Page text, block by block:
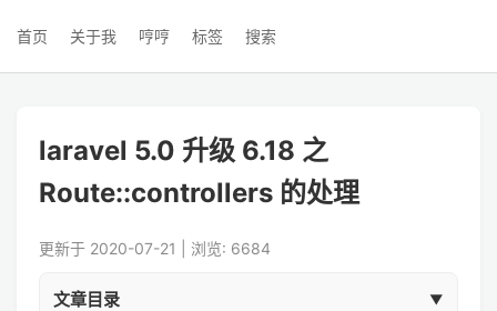
首页 关于我 哼哼 标签 搜索
laravel 5.0 升级 6.18 之
Route::controllers 的处理
更新于 2020-07-21 | 浏览: 6684
文章目录